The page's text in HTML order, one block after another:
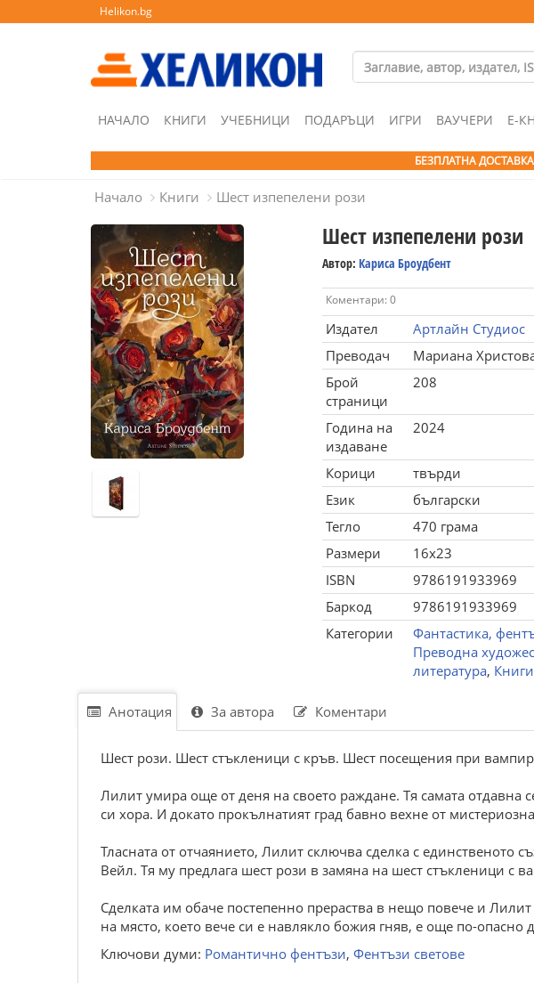
Helikon.bg
НАЧАЛО КНИГИ УЧЕБНИЦИ ПОДАРЪЦИ ИГРИ ВАУЧЕРИ Е-
БЕЗПЛАТНА
Начало Книги Шест изпепелени рози
Шест изпепелени рози
Автор: Кариса Броудбент
Коментари: 0
Издател
Артлайн Студиос
Преводач
Мариана
Брой
страници
208
Година на
издаване
2024
Корици
твърди
Език
български
Тегло
470 грама
Размери
16x23
ISBN
9786191933969
Баркод
9786191933969
Категории
Фантастика,
Преводна
литература, Книги
Анотация За автора Коментари
Шест рози. Шест стъкленици с кръв. Шест посещения при
Лилит умира още от деня на своето раждане. Тя самата
си хора. И докато прокълнатият град бавно вехне от
Тласната от отчаянието, Лилит сключва сделка с единственото
Вейл. Тя му предлага шест рози в замяна на шест стъкленици с
Сделката им обаче постепенно прераства в нещо повече и
на място, което вече си е навлякло божия гняв, е още по-опасно
Ключови думи: Романтично фентъзи, Фентъзи светове